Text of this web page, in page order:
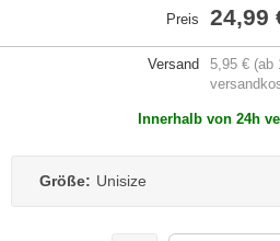
Preis 24,99
Versand
5,95 € (ab
Innerhalb von 24h
Größe: Unisize